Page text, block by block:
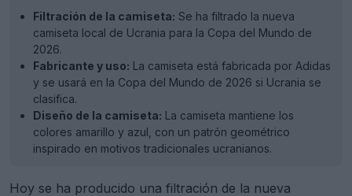
Filtración de la camiseta: Se ha filtrado la nueva
camiseta local de Ucrania para la Copa del Mundo de
2026.
Fabricante y uso: La camiseta está fabricada por Adidas
y se usará en la Copa del Mundo de 2026 si Ucrania se
clasifica.
Diseño de la camiseta: La camiseta mantiene los
colores amarillo y azul, con un patrón geométrico
inspirado en motivos tradicionales ucranianos.
Hoy se ha producido una filtración de la nueva